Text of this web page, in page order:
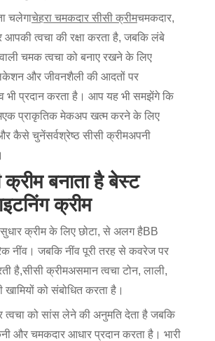
चलेगाचेहरा चमकदार सीसी क्रीमचमकदार,
त्वचा की रक्षा करता है, जबकि लंबे
चमक त्वचा को बनाए रखने के लिए
और जीवनशैली की आदतों पर
भी प्रदान करता है। आप यह भी समझेंगे कि
एक प्राकृतिक मेकअप खत्म करने के लिए
और कैसे चुनेंसर्वश्रेष्ठ सीसी क्रीमअपनी
क्रीम बनाता है बेस्ट
क्रीम
क्रीम के लिए छोटा, से अलग हैBB
नींव। जबकि नींव पूरी तरह से कवरेज पर
है,सीसी क्रीमअसमान त्वचा टोन, लाली,
को संबोधित करता है।
को सांस लेने की अनुमति देता है जबकि
और चमकदार आधार प्रदान करता है। भारी